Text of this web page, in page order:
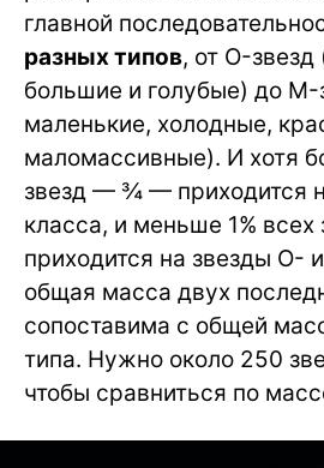
главной
разных типов, от O-
большие и голубые) до
маленькие, холодные,
маломассивные). И хотя
звезд — ¾ — приходится
класса, и меньше 1% всех
приходится на звезды O-
общая масса двух
сопоставима с общей
типа. Нужно около 250
чтобы сравниться по